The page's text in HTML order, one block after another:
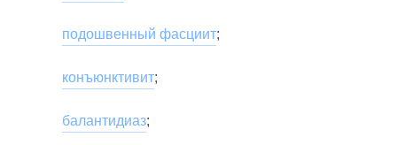
подошвенный фасциит;
конъюнктивит;
балантидиаз;